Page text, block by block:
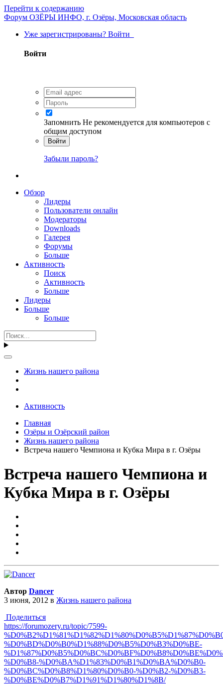
Перейти к содержанию
Форум ОЗЁРЫ ИНФО, г. Озёры, Московская область
Уже зарегистрированы? Войти
Войти
Запомнить Не рекомендуется для компьютеров с
общим доступом
Войти
Забыли пароль?
Обзор
Лидеры
Пользователи онлайн
Модераторы
Downloads
Галерея
Форумы
Больше
Активность
Поиск
Активность
Больше
Лидеры
Больше
Больше
Жизнь нашего района
Активность
Главная
Озёры и Озёрский район
Жизнь нашего района
Встреча нашего Чемпиона и Кубка Мира в г. Озёры
Встреча нашего Чемпиона и
Кубка Мира в г. Озёры
Автор Dancer
3 июня, 2012 в Жизнь нашего района
Поделиться
https://forumozery.ru/topic/7599-
%D0%BD%D0%B0%D1%88%D0%B5%D0%B3%D0%BE-
%D0%B8-%D0%BA%D1%83%D0%B1%D0%BA%D0%B0-
%D0%BC%D0%B8%D1%80%D0%B0-%D0%B2-%D0%B3-
%D0%BE%D0%B7%D1%91%D1%80%D1%8B/